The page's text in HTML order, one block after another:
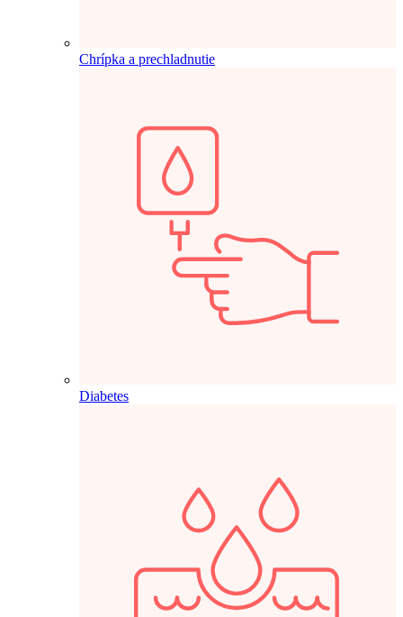
Chrípka a prechladnutie
Diabetes